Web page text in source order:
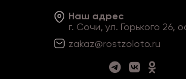
Наш адрес
г. Сочи, ул. Горького 26,
zakaz@rostzoloto.ru